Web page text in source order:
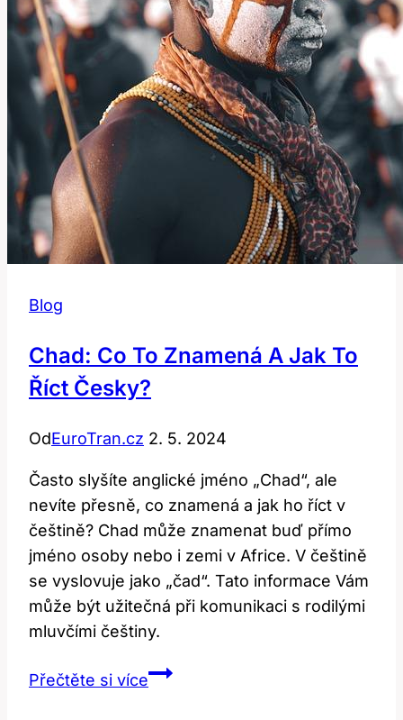
angličtině?
Blog
Chad: Co To Znamená A Jak To
Říct Česky?
OdEuroTran.cz 2. 5. 2024
Často slyšíte anglické jméno „Chad“, ale
nevíte přesně, co znamená a jak ho říct v
češtině? Chad může znamenat buď přímo
jméno osoby nebo i zemi v Africe. V češtině
se vyslovuje jako „čad“. Tato informace Vám
může být užitečná při komunikaci s rodilými
mluvčími češtiny.
Přečtěte si víceChad: